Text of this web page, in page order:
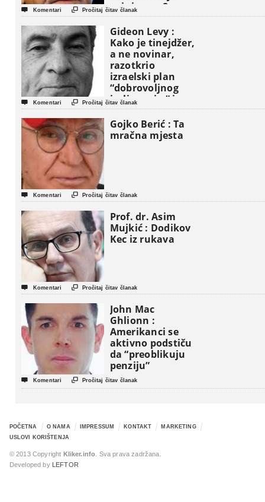
vojni savez?
 Komentari  Pročitaj čitav članak
Gideon Levy :
Kako je tinejdžer,
a ne novinar,
razotkrio
izraelski plan
“dobrovoljnog
iseljavanja ” iz
Gaze
 Komentari  Pročitaj čitav članak
Gojko Berić : Ta
mračna mjesta
 Komentari  Pročitaj čitav članak
Prof. dr. Asim
Mujkić : Dodikov
Kec iz rukava
 Komentari  Pročitaj čitav članak
John Mac
Ghlionn :
Amerikanci se
aktivno podstiču
da “preoblikuju
penziju”
 Komentari  Pročitaj čitav članak
POČETNA O NAMA IMPRESSUM KONTAKT
MARKETING
USLOVI KORIŠTENJA
© 2013 Copyright Kliker.info . Sva prava zadržana.
Developed by
LEFTOR